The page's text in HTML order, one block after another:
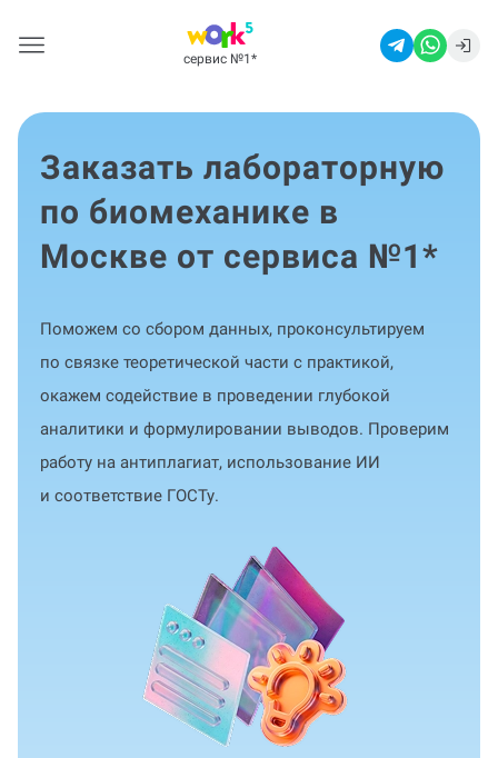
сервис №1 *
Заказать лабораторную
по биомеханике в
Москве от сервиса №1*
Поможем со сбором данных, проконсультируем
по связке теоретической части с практикой,
окажем содействие в проведении глубокой
аналитики и формулировании выводов. Проверим
работу на антиплагиат, использование ИИ
и соответствие ГОСТу.